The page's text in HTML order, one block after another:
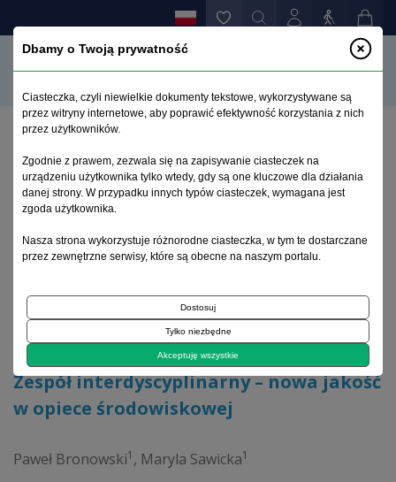
Zespół interdyscyplinarny – nowa jakość w opiece
środowiskowej
Archiwum 1992–2014
2011, tom 20, zeszyt 3
Praca oryginalna
Zespół interdyscyplinarny – nowa jakość
w opiece środowiskowej
Paweł Bronowski1 , Maryla Sawicka1
Dbamy o Twoją prywatność
Ciasteczka, czyli niewielkie dokumenty tekstowe, wykorzystywane są
przez witryny internetowe, aby poprawić efektywność korzystania z nich
przez użytkowników.
Zgodnie z prawem, zezwala się na zapisywanie ciasteczek na
urządzeniu użytkownika tylko wtedy, gdy są one kluczowe dla działania
danej strony. W przypadku innych typów ciasteczek, wymagana jest
zgoda użytkownika.
Nasza strona wykorzystuje różnorodne ciasteczka, w tym te dostarczane
przez zewnętrzne serwisy, które są obecne na naszym portalu.
Dostosuj
Tylko niezbędne
Akceptuję wszystkie